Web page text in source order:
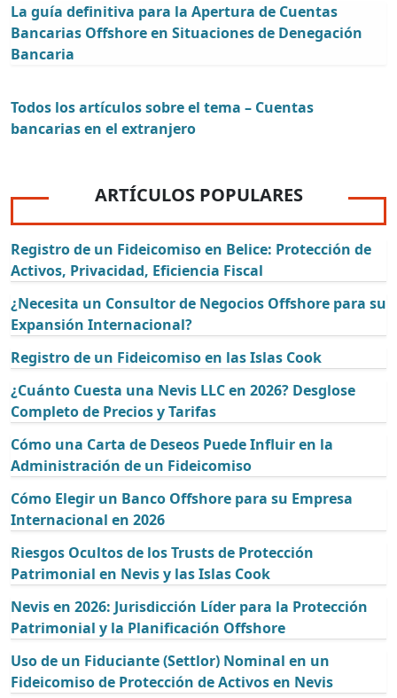
La guía definitiva para la Apertura de Cuentas
Bancarias Offshore en Situaciones de Denegación
Bancaria
Todos los artículos sobre el tema – Cuentas
bancarias en el extranjero
ARTÍCULOS POPULARES
Registro de un Fideicomiso en Belice: Protección de
Activos, Privacidad, Eficiencia Fiscal
¿Necesita un Consultor de Negocios Offshore para su
Expansión Internacional?
Registro de un Fideicomiso en las Islas Cook
¿Cuánto Cuesta una Nevis LLC en 2026? Desglose
Completo de Precios y Tarifas
Cómo una Carta de Deseos Puede Influir en la
Administración de un Fideicomiso
Cómo Elegir un Banco Offshore para su Empresa
Internacional en 2026
Riesgos Ocultos de los Trusts de Protección
Patrimonial en Nevis y las Islas Cook
Nevis en 2026: Jurisdicción Líder para la Protección
Patrimonial y la Planificación Offshore
Uso de un Fiduciante (Settlor) Nominal en un
Fideicomiso de Protección de Activos en Nevis